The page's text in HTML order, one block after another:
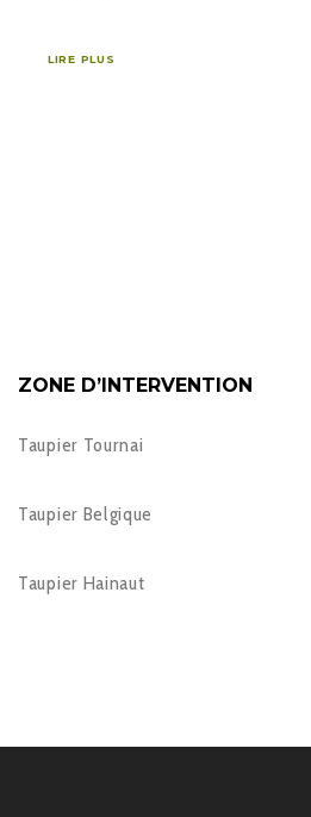
LIRE PLUS
ZONE D’INTERVENTION
Taupier Tournai
Taupier Belgique
Taupier Hainaut